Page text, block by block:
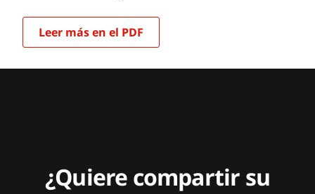
Leer más en el PDF
¿Quiere compartir su